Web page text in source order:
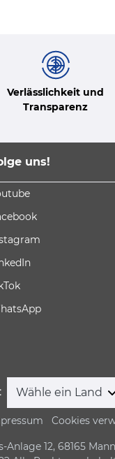
Verlässlichkeit und
Transparenz
uns!
Wähle ein Land
Cookies
12, 68165